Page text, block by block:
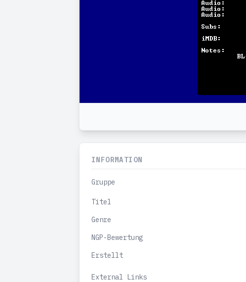
INFORMATION
Gruppe
Titel
Genre
NGP-Bewertung
Erstellt
External Links